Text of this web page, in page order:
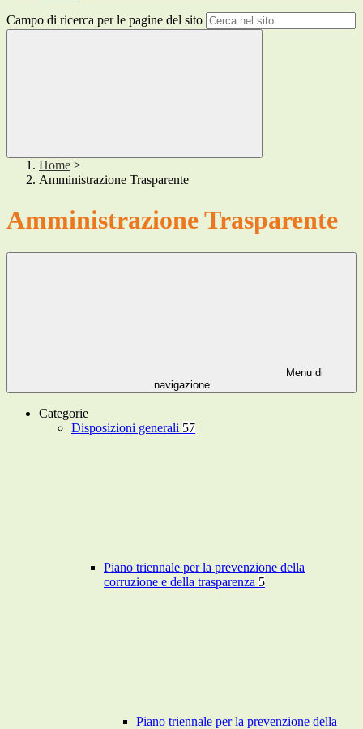
Campo di ricerca per le pagine del sito
Home >
Amministrazione Trasparente
Amministrazione Trasparente
Menu di
navigazione
Categorie
Disposizioni generali 57
Piano triennale per la prevenzione della
corruzione e della trasparenza 5
Piano triennale per la prevenzione della